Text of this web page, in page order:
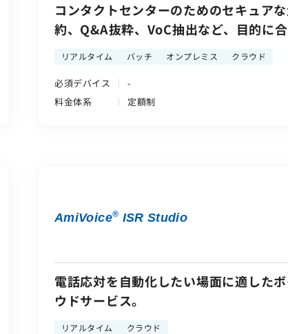
コンタクトセンターのためのセキュア
約、Q&A抜粋、VoC抽出など、目的に
リアルタイム バッチ オンプレミス クラウド
必須デバイス
-
料金体系
定額制
AmiVoice® ISR Studio
電話応対を自動化したい場面に適した
ウドサービス。
リアルタイム クラウド